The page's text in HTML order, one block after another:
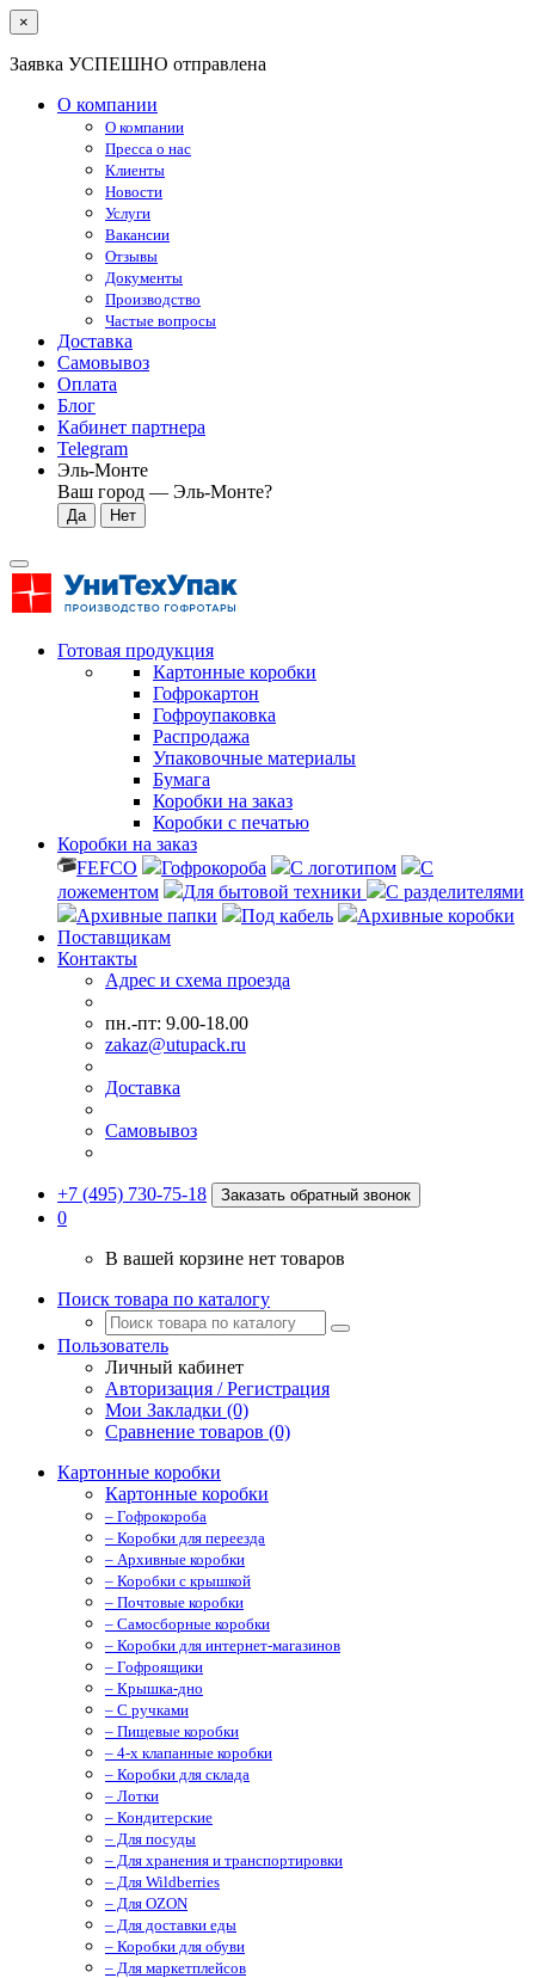
×
Заявка УСПЕШНО отправлена
О компании
О компании
Пресса о нас
Клиенты
Новости
Услуги
Вакансии
Отзывы
Документы
Производство
Частые вопросы
Доставка
Самовывоз
Оплата
Блог
Кабинет партнера
Telegram
Эль-Монте
Ваш город — Эль-Монте?
Готовая продукция
Картонные коробки
Гофрокартон
Гофроупаковка
Распродажа
Упаковочные материалы
Бумага
Коробки на заказ
Коробки с печатью
Коробки на заказ
FEFCO
Гофрокороба С логотипом
С
ложементом
Для бытовой техники
С разделителями
Архивные папки
Под кабель
Архивные коробки
Поставщикам
Контакты
Адрес и схема проезда
пн.-пт: 9.00-18.00
zakaz@utupack.ru
Доставка
Самовывоз
+7 (495) 730-75-18 Заказать обратный звонок
0
В вашей корзине нет товаров
Поиск товара по каталогу
Пользователь
Личный кабинет
Авторизация / Регистрация
Мои Закладки (0)
Сравнение товаров (0)
Картонные коробки
Картонные коробки
– Гофрокороба
– Коробки для переезда
– Архивные коробки
– Коробки с крышкой
– Почтовые коробки
– Самосборные коробки
– Коробки для интернет-магазинов
– Гофроящики
– Крышка-дно
– С ручками
– Пищевые коробки
– 4-х клапанные коробки
– Коробки для склада
– Лотки
– Кондитерские
– Для посуды
– Для хранения и транспортировки
– Для Wildberries
– Для OZON
– Для доставки еды
– Коробки для обуви
– Для маркетплейсов